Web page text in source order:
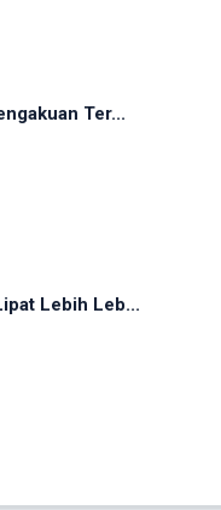
Ter...
Lebih Leb...